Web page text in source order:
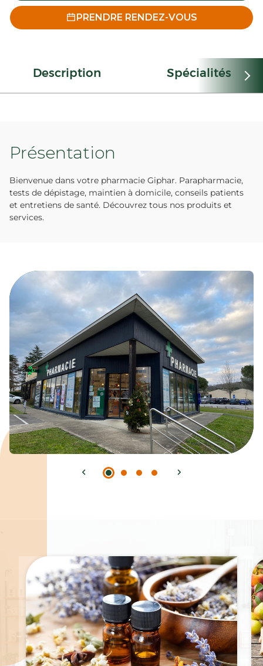
PRENDRE RENDEZ-VOUS
Description Spécialités
Présentation
Bienvenue dans votre pharmacie Giphar. Parapharmacie,
tests de dépistage, maintien à domicile, conseils patients
et entretiens de santé. Découvrez tous nos produits et
services.